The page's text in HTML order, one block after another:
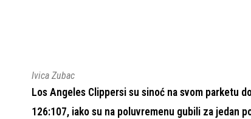
Ivica Zubac
Los Angeles Clippersi su sinoć na svom parketu
126:107, iako su na poluvremenu gubili za jedan